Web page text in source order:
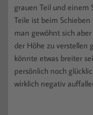
grauen Teil und einem
Teile ist beim
man gewöhnt sich
der Höhe zu
könnte etwas breiter
persönlich noch
wirklich negativ